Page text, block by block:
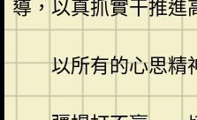
導，以真抓實干推進
以所有的心思